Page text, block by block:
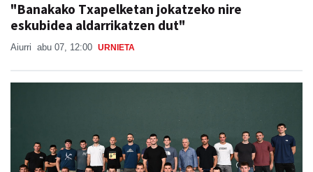
"Banakako Txapelketan jokatzeko nire
eskubidea aldarrikatzen dut"
Aiurri abu 07, 12:00 URNIETA